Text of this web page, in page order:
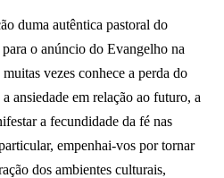
duma autêntica pastoral do
o anúncio do Evangelho na
vezes conhece a perda do
ansiedade em relação ao futuro, a
a fecundidade da fé nas
empenhai-vos por tornar
dos ambientes culturais,